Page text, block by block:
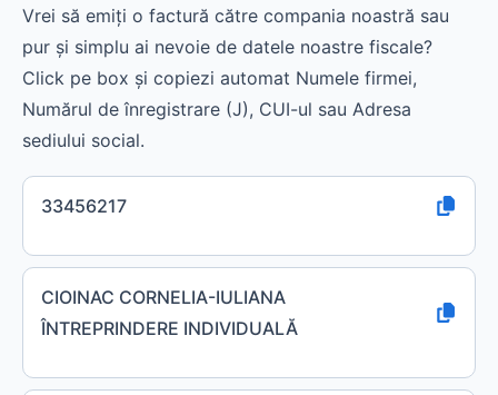
Vrei să emiți o factură către compania noastră sau
pur și simplu ai nevoie de datele noastre fiscale?
Click pe box și copiezi automat Numele firmei,
Numărul de înregistrare (J), CUI-ul sau Adresa
sediului social.
33456217
CIOINAC CORNELIA-IULIANA
ÎNTREPRINDERE INDIVIDUALĂ